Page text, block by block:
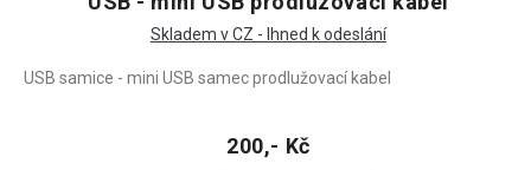
Skladem v CZ - Ihned k odeslání
USB samice - mini USB samec prodlužovací kabel
200,- Kč